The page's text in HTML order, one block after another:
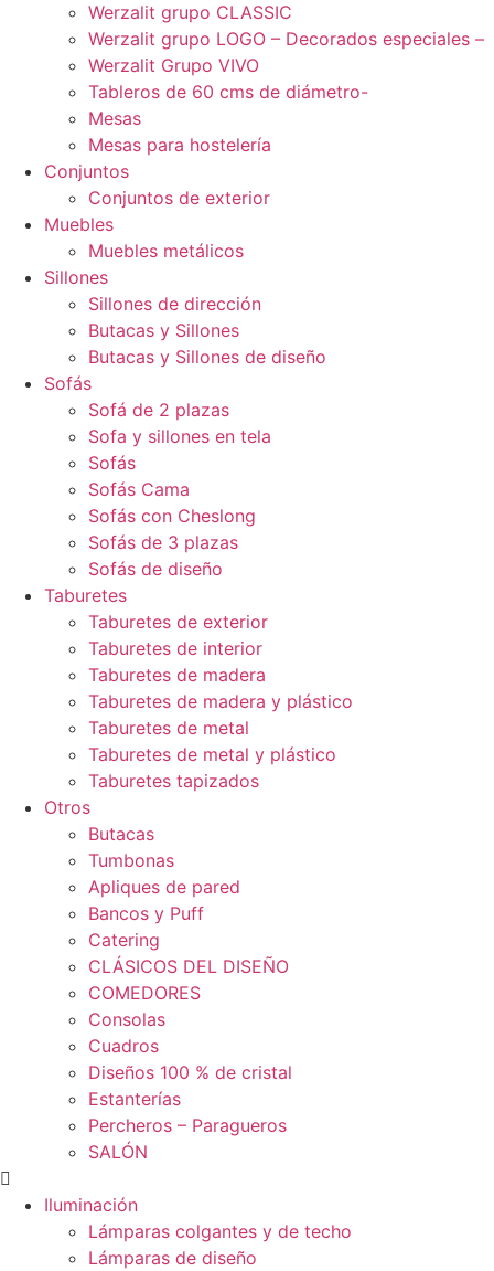
Werzalit grupo CLASSIC
Werzalit grupo LOGO – Decorados especiales –
Werzalit Grupo VIVO
Tableros de 60 cms de diámetro-
Mesas
Mesas para hostelería
Conjuntos
Conjuntos de exterior
Muebles
Muebles metálicos
Sillones
Sillones de dirección
Butacas y Sillones
Butacas y Sillones de diseño
Sofás
Sofá de 2 plazas
Sofa y sillones en tela
Sofás
Sofás Cama
Sofás con Cheslong
Sofás de 3 plazas
Sofás de diseño
Taburetes
Taburetes de exterior
Taburetes de interior
Taburetes de madera
Taburetes de madera y plástico
Taburetes de metal
Taburetes de metal y plástico
Taburetes tapizados
Otros
Butacas
Tumbonas
Apliques de pared
Bancos y Puff
Catering
CLÁSICOS DEL DISEÑO
COMEDORES
Consolas
Cuadros
Diseños 100 % de cristal
Estanterías
Percheros – Paragueros
SALÓN
Iluminación
Lámparas colgantes y de techo
Lámparas de diseño